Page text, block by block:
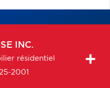
INC.
résidentiel
2001